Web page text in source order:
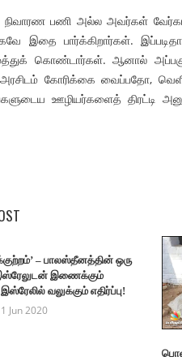
நிவாரண பணி அல்ல அவர்கள்
இதை பார்க்கிறார்கள்.
கொண்டார்கள். ஆனால்
கோரிக்கை வைப்பதோ,
ஊழியர்களைத் திரட்டி
– பாலஸ்தீனத்தின் ஒரு
இணைக்கும்
வலுக்கும் எதிர்ப்பு!
Jun 2020